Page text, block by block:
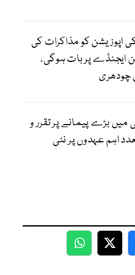
اپوزیشن کو مذاکرات کی
ایجنڈے پر بات ہوگی،
چودھری
میں بڑے پیمانے پر تقرر و
اہم عہدوں پر نئی
WhatsApp